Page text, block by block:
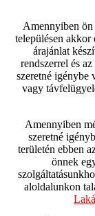
Amennyiben ön
településen akkor
árajánlat
rendszerrel és
szeretné igénybe
vagy
Amennyiben
szeretné
területén ebben
önnek
aloldalunkon